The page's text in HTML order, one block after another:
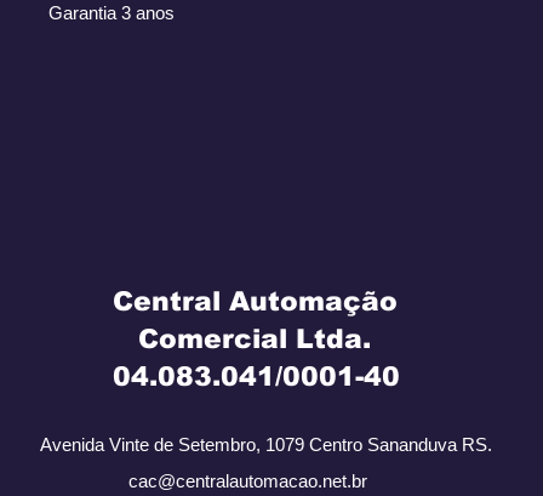
Garantia 3 anos
Central Automação
Comercial Ltda.
​ 04.083.041/0001-40
Avenida Vinte de Setembro, 1079 Centro Sananduva RS.
cac@centralautomacao.net.br